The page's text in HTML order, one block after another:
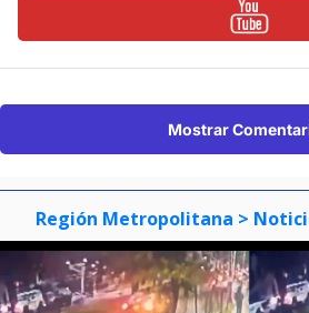
Mostrar
Región Metropolitana >